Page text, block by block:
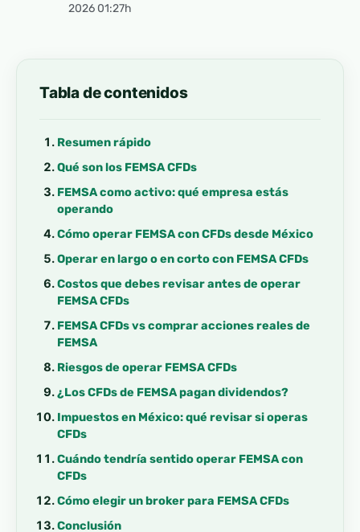
2026 01:27h
Tabla de contenidos
Resumen rápido
Qué son los FEMSA CFDs
FEMSA como activo: qué empresa estás
operando
Cómo operar FEMSA con CFDs desde México
Operar en largo o en corto con FEMSA CFDs
Costos que debes revisar antes de operar
FEMSA CFDs
FEMSA CFDs vs comprar acciones reales de
FEMSA
Riesgos de operar FEMSA CFDs
¿Los CFDs de FEMSA pagan dividendos?
Impuestos en México: qué revisar si operas
CFDs
Cuándo tendría sentido operar FEMSA con
CFDs
Cómo elegir un broker para FEMSA CFDs
Conclusión